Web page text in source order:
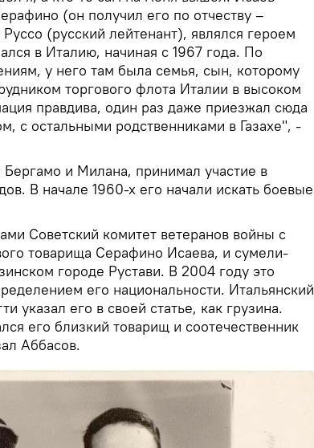
(он получил его по отчеству –
(русский лейтенант), являлся героем
в Италию, начиная с 1967 года. По
у него там была семья, сын, которому
торгового флота Италии в высоком
правдива, один раз даже приезжал сюда
с остальными родственниками в Газахе", -
Бергамо и Милана, принимал участие в
В начале 1960-х его начали искать боевые
Советский комитет ветеранов войны с
товарища Серафино Исаева, и сумели-
городе Рустави. В 2004 году это
его национальности. Итальянский
указал его в своей статье, как грузина.
его близкий товарищ и соотечественник
Аббасов.